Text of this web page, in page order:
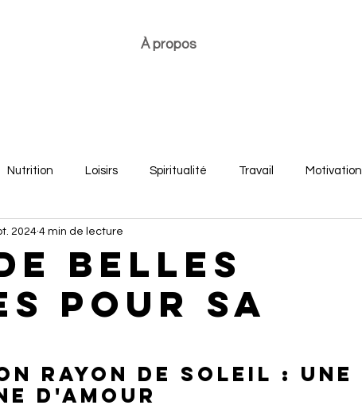
À propos
Nutrition Loisirs Spiritualité Travail Motivation
Développement personnel
belles
pour sa
2024 4 min de lecture
rayon de soleil : une
d'amour